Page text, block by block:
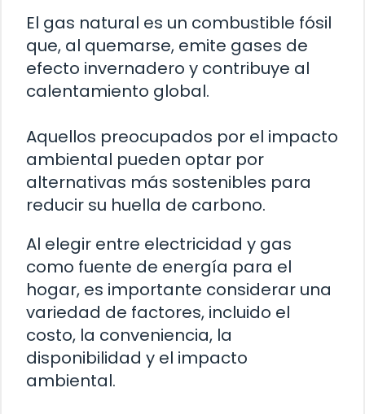
El gas natural es un combustible fósil
que, al quemarse, emite gases de
efecto invernadero y contribuye al
calentamiento global.
Aquellos preocupados por el impacto
ambiental pueden optar por
alternativas más sostenibles para
reducir su huella de carbono.
Al elegir entre electricidad y gas
como fuente de energía para el
hogar, es importante considerar una
variedad de factores, incluido el
costo, la conveniencia, la
disponibilidad y el impacto
ambiental.